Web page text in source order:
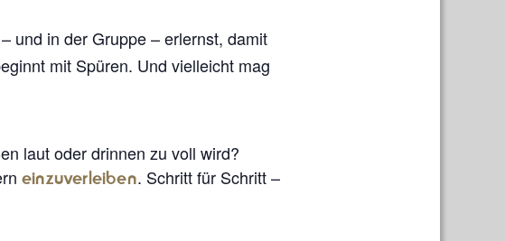
und in der Gruppe – erlernst, damit
mit Spüren. Und vielleicht mag
laut oder drinnen zu voll wird?
einzuverleiben. Schritt für Schritt –